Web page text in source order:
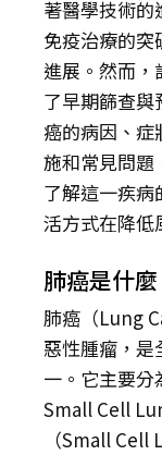
著醫學技術的
免疫治療的
進展。然而，
了早期篩查
癌的病因、
施和常見問題
了解這一疾病
活方式在降低
肺癌是什麼
肺癌（Lung
惡性腫瘤，
一。它主要
Small Cell
（Small Cell